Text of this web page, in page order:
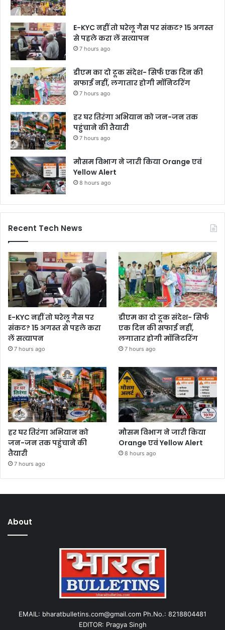
E-KYC नहीं तो घरेलू गैस पर संकट? 15 अगस्त
से पहले करा लें सत्यापन
7 hours ago
डीएम का दो टूक संदेश- सिर्फ एक दिन की
सफाई नहीं, लगातार होगी मॉनिटरिंग
7 hours ago
हर घर तिरंगा अभियान को जन-जन तक
पहुंचाने की तैयारी
7 hours ago
मौसम विभाग ने जारी किया Orange एवं
Yellow Alert
8 hours ago
Recent Tech News
E-KYC नहीं तो घरेलू गैस पर
संकट? 15 अगस्त से पहले करा
लें सत्यापन
7 hours ago
डीएम का दो टूक संदेश- सिर्फ
एक दिन की सफाई नहीं,
लगातार होगी मॉनिटरिंग
7 hours ago
हर घर तिरंगा अभियान को
जन-जन तक पहुंचाने की
तैयारी
7 hours ago
मौसम विभाग ने जारी किया
Orange एवं Yellow Alert
8 hours ago
About
EMAIL: bharatbulletins.com@gmail.com Ph.No.: 8218804481
EDITOR: Pragya Singh